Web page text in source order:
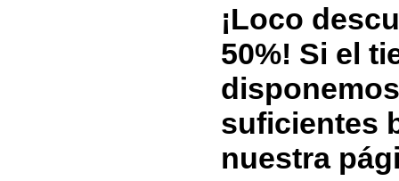
¡Loco
50%! Si el
suficientes
nuestra